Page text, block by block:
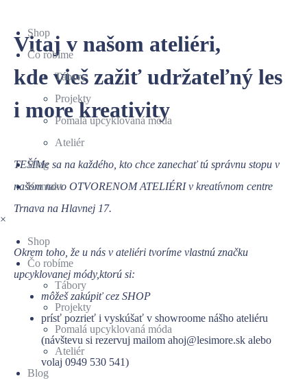
Shop
Čo robíme
Tábory
Projekty
Pomalá upcyklovaná móda
Ateliér
Blog
Kontakt
×
Shop
Čo robíme
Tábory
Projekty
Pomalá upcyklovaná móda
Ateliér
Blog
Vitaj v našom ateliéri,
kde vieš zažiť udržateľný les
i more kreativity
TEŠÍMe sa na každého, kto chce zanechať tú správnu stopu v
našom novo OTVORENOM ATELIÉRI v kreatívnom centre
Trnava na Hlavnej 17.
Okrem toho, že u nás v ateliéri tvoríme vlastnú značku
upcyklovanej módy,ktorú si:
môžeš zakúpiť cez SHOP
prísť pozrieť i vyskúšať v showroome nášho ateliéru
(návštevu si rezervuj mailom ahoj@lesimore.sk alebo
volaj 0949 530 541)